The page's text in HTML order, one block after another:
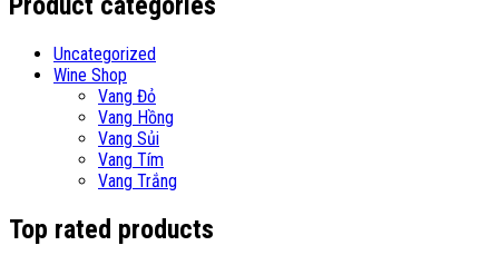
Uncategorized
Wine Shop
Vang Đỏ
Vang Hồng
Vang Sủi
Vang Tím
Vang Trắng
Top rated products